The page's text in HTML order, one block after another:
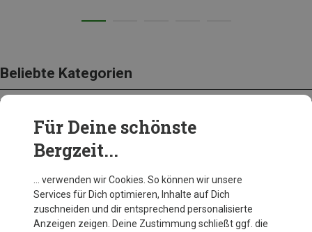
Beliebte Kategorien
BEKLEIDUNG
Für Deine schönste
Bergzeit...
… verwenden wir Cookies. So können wir unsere
Services für Dich optimieren, Inhalte auf Dich
zuschneiden und dir entsprechend personalisierte
Anzeigen zeigen. Deine Zustimmung schließt ggf. die